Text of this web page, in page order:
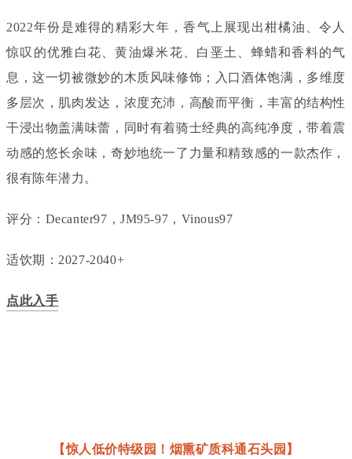
2022年份是难得的精彩大年，香气上展现出柑橘油、令人
惊叹的优雅白花、黄油爆米花、白垩土、蜂蜡和香料的气
息，这一切被微妙的木质风味修饰；入口酒体饱满，多维度
多层次，肌肉发达，浓度充沛，高酸而平衡，丰富的结构性
干浸出物盖满味蕾，同时有着骑士经典的高纯净度，带着震
动感的悠长余味，奇妙地统一了力量和精致感的一款杰作，
很有陈年潜力。
评分：Decanter97，JM95-97，Vinous97
适饮期：2027-2040+
点此入手
【惊人低价特级园！烟熏矿质科通石头园】